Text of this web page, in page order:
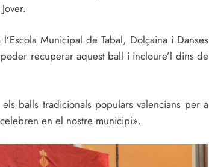
Municipal de Tabal, Dolçaina i Danses
recuperar aquest ball i incloure’l dins de
balls tradicionals populars valencians per a
en el nostre municipi».